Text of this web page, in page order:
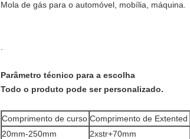
Mola de gás para o automóvel, mobília, máquina.
Parâmetro técnico para a escolha
Todo o produto pode ser personalizado.
Comprimento de curso Comprimento de Extented
20mm-250mm
2xstr+70mm